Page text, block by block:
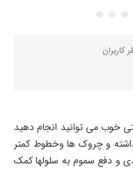
خوب می توانید انجام دهید
و چروک ها وخطوط کمتر
و دفع سموم به سلولها کمک